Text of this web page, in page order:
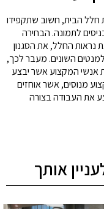
הבית, חשוב שתקפידו
לתמונה. הבחירה
נראות החלל, את הסגנון
השונים. מעבר לכך,
אנשי המקצוע אשר יבצע
מנוסים, אשר אוחזים
את העבודה בצורה
אותך